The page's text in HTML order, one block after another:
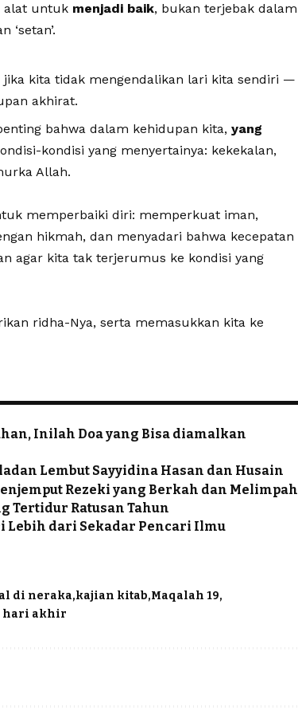
alat untuk menjadi baik, bukan terjebak dalam
‘setan’.
kita tidak mengendalikan lari kita sendiri —
akhirat.
bahwa dalam kehidupan kita, yang
kondisi yang menyertainya: kekekalan,
Allah.
memperbaiki diri: memperkuat iman,
hikmah, dan menyadari bahwa kecepatan
agar kita tak terjerumus ke kondisi yang
ridha-Nya, serta memasukkan kita ke
Inilah Doa yang Bisa diamalkan
Lembut Sayyidina Hasan dan Husain
Rezeki yang Berkah dan Melimpah
Tertidur Ratusan Tahun
Lebih dari Sekadar Pencari Ilmu
di neraka kajian kitab Maqalah 19
hari akhir